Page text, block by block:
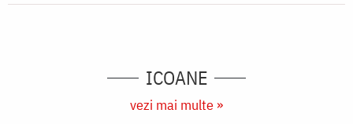
ICOANE
vezi mai multe »